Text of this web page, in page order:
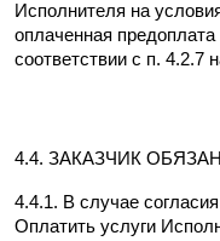
Исполнителя на
оплаченная
соответствии с п. 4.2.7
4.4. ЗАКАЗЧИК
4.4.1. В случае
Оплатить услуги